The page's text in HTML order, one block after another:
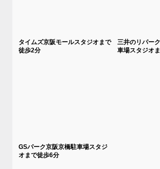
タイムズ京阪モールスタジオまで
徒歩2分
三井のリパー
車場スタジオ
GSパーク京阪京橋駐車場スタジ
オまで徒歩6分